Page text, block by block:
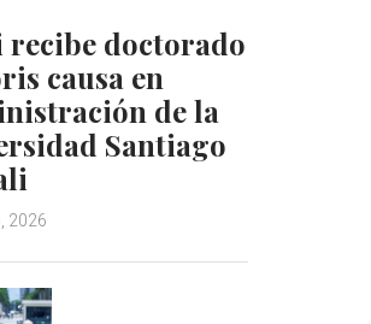
doctorado
causa en
de la
Santiago
2026